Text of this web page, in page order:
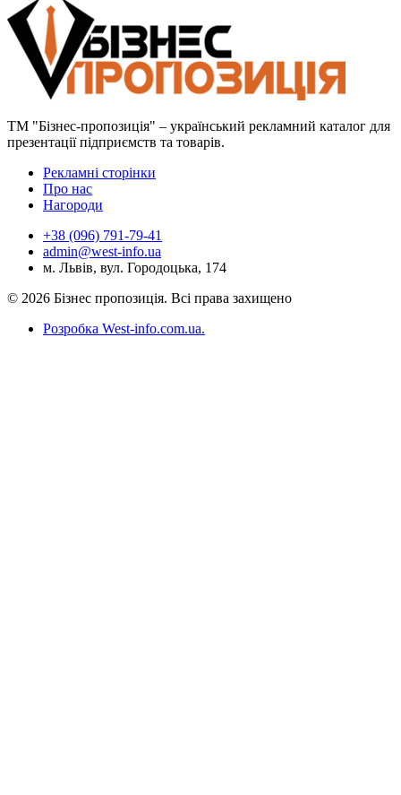
ТМ "Бізнес-пропозиція" – український рекламний каталог для
презентації підприємств та товарів.
Рекламні сторінки
Про нас
Нагороди
+38 (096) 791-79-41
admin@west-info.ua
м. Львів, вул. Городоцька, 174
© 2026 Бізнес пропозиція. Всі права захищено
Розробка West-info.com.ua.